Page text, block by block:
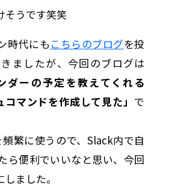
そうです笑笑
時代にもこちらのブログを投
ましたが、今回のブログは
ダーの予定を教えてくれる
マンドを作成して見た」 で
繁に使うので、Slack内で自
ら便利でいいなと思い、今回
ました。